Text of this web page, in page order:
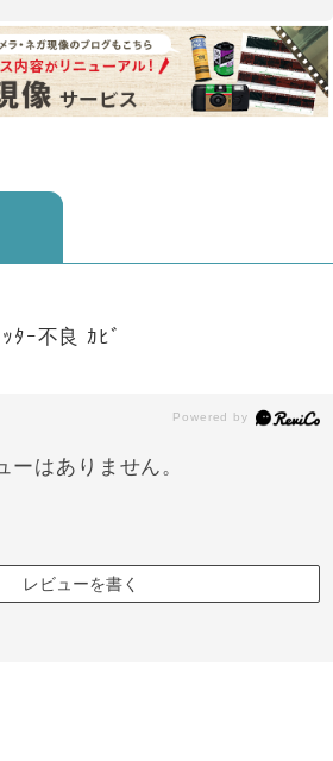
ﾀｰ不良 ｶﾋﾞ
ーはありません。
レビューを書く